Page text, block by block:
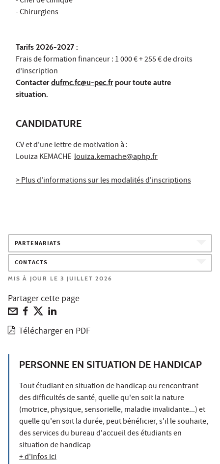
- Chirurgiens
Tarifs 2026-2027 :
Frais de formation financeur : 1 000 € + 255 € de droits
d’inscription
Contacterdufmc.fc@u-pec.frpour toute autre
situation.
CANDIDATURE
CV et d'une lettre de motivation à :
Louiza KEMACHE louiza.kemache@aphp.fr
> Plus d'informations sur les modalités d'inscriptions
PARTENARIATS
CONTACTS
MIS À JOUR LE 3 JUILLET 2026
Partager cette page
Télécharger en PDF
PERSONNE EN SITUATION DE HANDICAP
Tout étudiant en situation de handicap ou rencontrant
des difficultés de santé, quelle qu'en soit la nature
(motrice, physique, sensorielle, maladie invalidante...) et
quelle qu'en soit la durée, peut bénéficier, s'il le souhaite,
des services du bureau d'accueil des étudiants en
situation de handicap
+ d'infos ici